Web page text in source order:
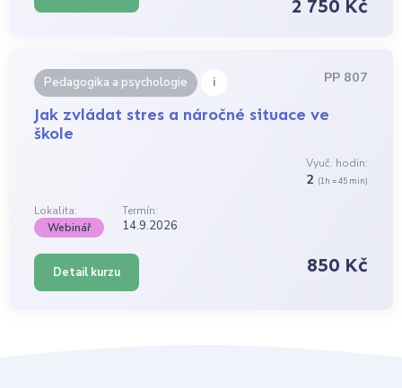
2 750 Kč
Pedagogika a psychologie i PP 807
Jak zvládat stres a náročné situace ve
škole
Vyuč. hodin:
2 (1h = 45 min)
Lokalita:
Termín:
Webinář
14.9.2026
Detail kurzu 850 Kč